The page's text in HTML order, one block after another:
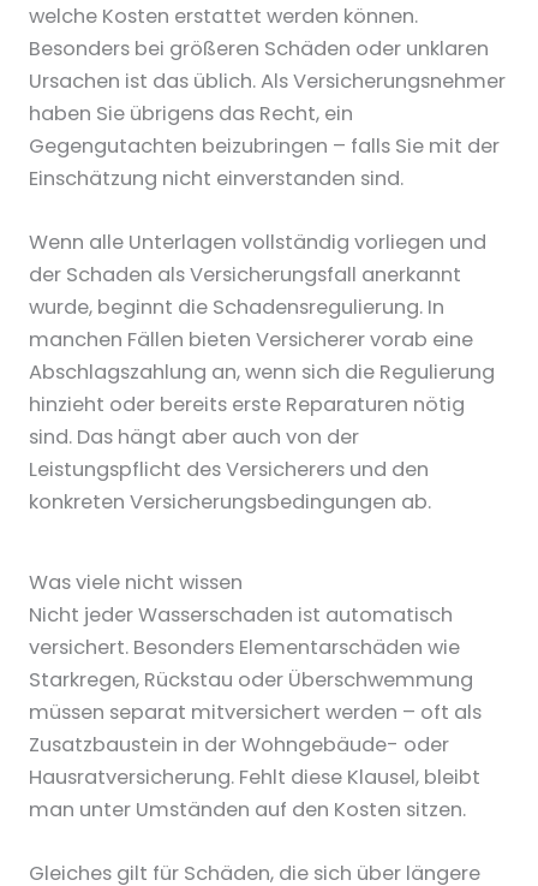
welche Kosten erstattet werden können.
Besonders bei größeren Schäden oder unklaren
Ursachen ist das üblich. Als Versicherungsnehmer
haben Sie übrigens das Recht, ein
Gegengutachten beizubringen – falls Sie mit der
Einschätzung nicht einverstanden sind.
Wenn alle Unterlagen vollständig vorliegen und
der Schaden als Versicherungsfall anerkannt
wurde, beginnt die Schadensregulierung. In
manchen Fällen bieten Versicherer vorab eine
Abschlagszahlung an, wenn sich die Regulierung
hinzieht oder bereits erste Reparaturen nötig
sind. Das hängt aber auch von der
Leistungspflicht des Versicherers und den
konkreten Versicherungsbedingungen ab.
Was viele nicht wissen
Nicht jeder Wasserschaden ist automatisch
versichert. Besonders Elementarschäden wie
Starkregen, Rückstau oder Überschwemmung
müssen separat mitversichert werden – oft als
Zusatzbaustein in der Wohngebäude- oder
Hausratversicherung. Fehlt diese Klausel, bleibt
man unter Umständen auf den Kosten sitzen.
Gleiches gilt für Schäden, die sich über längere